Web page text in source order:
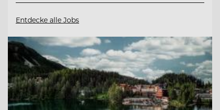
Entdecke alle Jobs